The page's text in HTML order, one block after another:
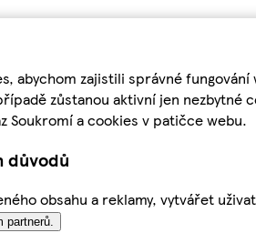
abychom zajistili správné
zůstanou aktivní jen
Soukromí a cookies v patičce webu.
důvodů
obsahu a reklamy, vytvářet
partnerů.